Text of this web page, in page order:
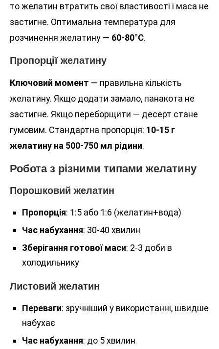
то желатин втратить свої властивості і маса не
застигне. Оптимальна температура для
розчинення желатину — 60-80°C.
Пропорції желатину
Ключовий момент — правильна кількість
желатину. Якщо додати замало, панакота не
застигне. Якщо переборщити — десерт стане
гумовим. Стандартна пропорція: 10-15 г
желатину на 500-750 мл рідини.
Робота з різними типами желатину
Порошковий желатин
Пропорція: 1:5 або 1:6 (желатин+вода)
Час набухання: 30-40 хвилин
Зберігання готової маси: 2-3 доби в
холодильнику
Листовий желатин
Переваги: зручніший у використанні, швидше
набухає
Час набухання: до 5 хвилин